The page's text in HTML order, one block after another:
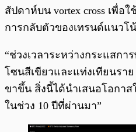
สัปดาห์บน vortex cross เพื่อ
การกลับตัวของเทรนด์แนวโ
“ช่วงเวลาระหว่างกระแสก
โซนสีเขียวและแท่งเทียนรา
ขาขึ้น สิ่งนี้ได้นำเสนอโอกา
ในช่วง 10 ปีที่ผ่านมา”